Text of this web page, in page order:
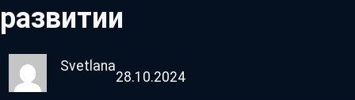
развитии
Svetlana
28.10.2024